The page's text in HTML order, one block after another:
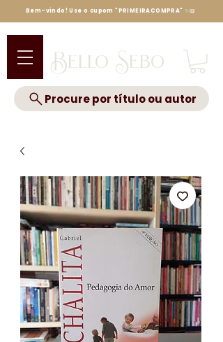
Bello Sebo
Procure por título ou autor
Bem-vindo! Use o cupom "PRIMEIRACOMPRA" ✨📖